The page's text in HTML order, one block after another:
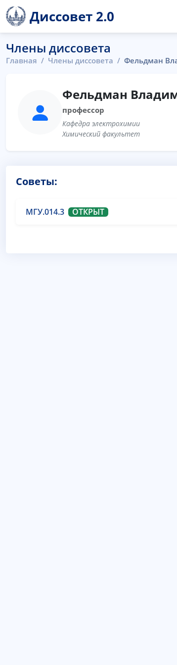
Диссовет 2.0
Члены диссовета
Главная Члены диссовета Фельдман
Фельдман
профессор
Кафедра электрохимии
Химический факультет
Советы:
МГУ.014.3 ОТКРЫТ